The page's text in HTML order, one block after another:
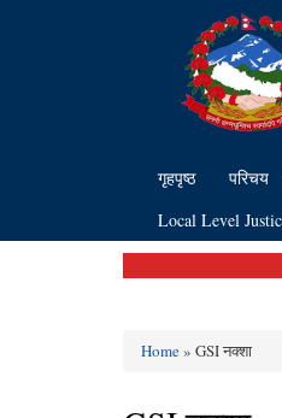
गृहपृष्ठ परिचय
Local Level
Home» GSI नक्शा